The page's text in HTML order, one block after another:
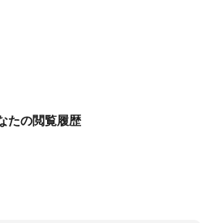
たの閲覧履歴